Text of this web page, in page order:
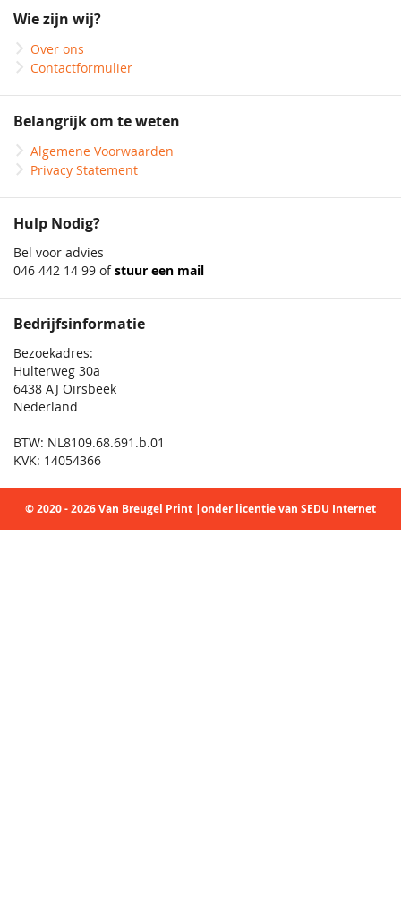
nieuwsbrief
Wie zijn wij?
Over ons
Contactformulier
Belangrijk om te weten
Algemene Voorwaarden
Privacy Statement
Hulp Nodig?
Bel voor advies
046 442 14 99 ofstuur een mail
Bedrijfsinformatie
Bezoekadres:
Hulterweg 30a
6438 AJ Oirsbeek
Nederland
BTW: NL8109.68.691.b.01
KVK: 14054366
© 2020 - 2026 Van Breugel Print |onder licentie van SEDU Internet